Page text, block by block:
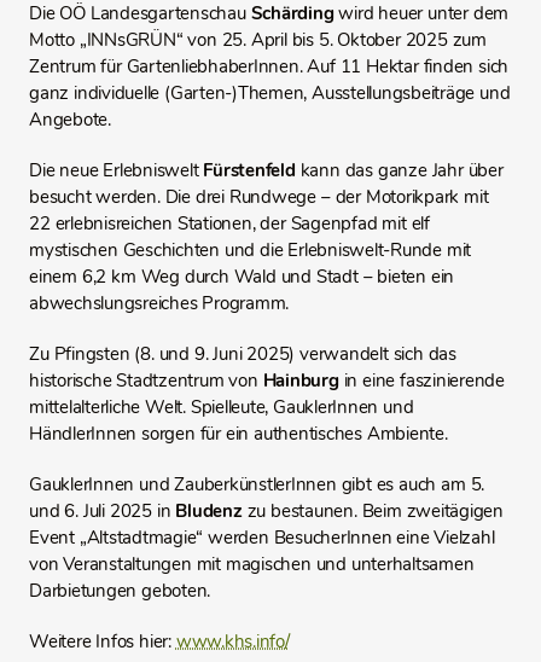
Die OÖ Landesgartenschau Schärdingwird heuer unter dem
Motto „INNsGRÜN“ von 25. April bis 5. Oktober 2025 zum
Zentrum für GartenliebhaberInnen. Auf 11 Hektar finden sich
ganz individuelle (Garten-)Themen, Ausstellungsbeiträge und
Angebote.
Die neue Erlebniswelt Fürstenfeld kann das ganze Jahr über
besucht werden. Die drei Rundwege – der Motorikpark mit
22 erlebnisreichen Stationen, der Sagenpfad mit elf
mystischen Geschichten und die Erlebniswelt-Runde mit
einem 6,2 km Weg durch Wald und Stadt – bieten ein
abwechslungsreiches Programm.
Zu Pfingsten (8. und 9. Juni 2025) verwandelt sich das
historische Stadtzentrum von Hainburgin eine faszinierende
mittelalterliche Welt. Spielleute, GauklerInnen und
HändlerInnen sorgen für ein authentisches Ambiente.
GauklerInnen und ZauberkünstlerInnen gibt es auch am 5.
und 6. Juli 2025 in Bludenzzu bestaunen. Beim zweitägigen
Event „Altstadtmagie“ werden BesucherInnen eine Vielzahl
von Veranstaltungen mit magischen und unterhaltsamen
Darbietungen geboten.
Weitere Infos hier:www.khs.info/